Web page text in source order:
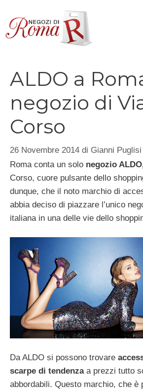
contenuto
ALDO a
negozio di
Corso
26 Novembre 2014 di Gianni Puglisi
Roma conta un solo negozio
Corso, cuore pulsante dello
dunque, che il noto marchio di
abbia deciso di piazzare l’unico
italiana in una delle vie dello
Da ALDO si possono trovare
scarpe di tendenzaa prezzi tutto
abbordabili. Questo marchio, che è